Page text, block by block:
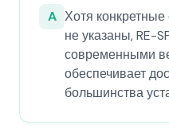
A Хотя
не указаны, RE-
современными
обеспечивает
большинства